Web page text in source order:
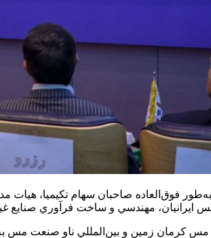
فوق‌العاده صاحبان سهام تکیمیا،
ايرانيان، مهندسي و ساخت فرآوري صنايع
مس کرمان زمين و بين‌المللي ناو صنعت مس